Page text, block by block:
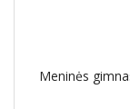
Meninės